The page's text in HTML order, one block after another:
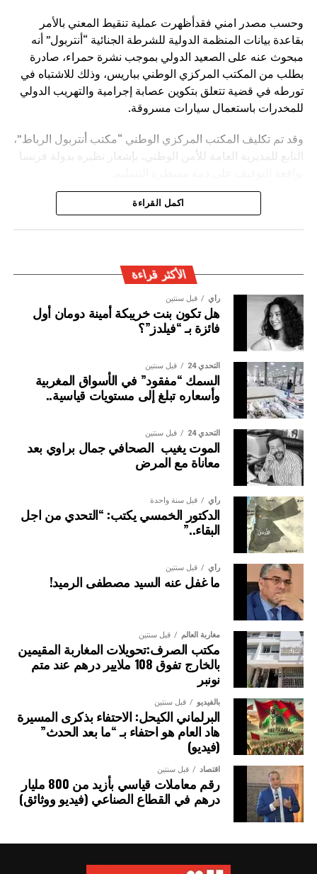
وحسب مصدر امني فقدأظهرت عملية تنقيط المعني بالأمر
بقاعدة بيانات المنظمة الدولية للشرطة الجنائية “أنتربول” أنه
مبحوث عنه على الصعيد الدولي بموجب نشرة حمراء، صادرة
بطلب من المكتب المركزي الوطني بباريس، وذلك للاشتباه في
تورطه في قضية تتعلق بتكوين عصابة إجرامية والتهريب الدولي
للمخدرات باستعمال سيارات مسروقة.
وقد تم تكليف المكتب المركزي الوطني “مكتب أنتربول الرباط”،
التابع للمديرية العامة للأمن الوطني، بإشعار نظيره بدولة فرنسا
ويأتي توقيف المشتبه به في سياق التزام المصالح الأمنية
المغربية بتفعيل آليات التعاون الأمني الدولي، خصوصا ملاحقة
اكمل القراءة
الأكثر قراءة
رأي قبل سنتين
هل تكون بنت خريبكة أمينة دومان أول
فائزة بـ “فيلدز”؟
التحدي 24 قبل سنتين
السمك “مفقود” في الأسواق المغربية
وأسعاره تبلغ إلى مستويات قياسية..
التحدي 24 قبل سنتين
الموت يغيب الصحافي جمال براوي بعد
معاناة مع المرض
رأي قبل سنة واحدة
الدكتور الخمسي يكتب: “التحدي من اجل
البقاء..”
رأي قبل سنتين
ما غفل عنه السيد مصطفى الرميد!
مغاربة العالم قبل سنتين
مكتب الصرف:تحويلات المغاربة المقيمين
بالخارج تفوق 108 ملايير درهم عند متم
نونبر
بالفيديو قبل سنتين
البرلماني الكيحل: الاحتفاء بذكرى المسيرة
هاد العام هو احتفاء بـ “ما بعد الحدث”
(فيديو)
اقتصاد قبل سنتين
رقم معاملات قياسي بأزيد من 800 مليار
درهم في القطاع الصناعي (فيديو ووثائق)